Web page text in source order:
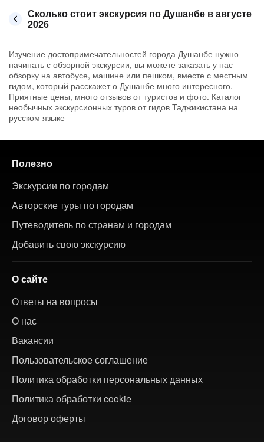
Сколько стоит экскурсия по Душанбе в августе
2026
Изучение достопримечательностей города Душанбе нужно
начинать с обзорной экскурсии, вы можете заказать у нас
обзорку на автобусе, машине или пешком, вместе с местным
гидом, который расскажет о Душанбе много интересного.
Приятные цены, много отзывов от туристов и фото. Каталог
необычных экскурсионных туров от гидов Таджикистана на
русском языке
Полезно
Экскурсии по городам
Авторские туры по городам
Путеводитель по странам и городам
Добавить свою экскурсию
О сайте
Ответы на вопросы
О нас
Вакансии
Пользовательское соглашение
Политика обработки персональных данных
Политика обработки cookie
Договор оферты